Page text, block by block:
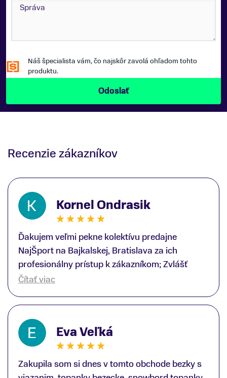
Náš špecialista vám, čo najskôr zavolá ohľadom tohto
produktu.
Recenzie zákazníkov
Kornel Ondrasik
Ďakujem veľmi pekne kolektívu predajne
NajŠport na Bajkalskej, Bratislava za ich
profesionálny prístup k zákazníkom; Zvlášť
ďakujem špecialistovi Martinovi Gunišovi za
lyžiarskej obuvi, ako aj prilby.. všetko značka
Atomic; Pán Martin Guniš mi svojou
odbornosťou otvoril nové obzory a dozvedel
som sa, vďaka jeho profesionálnemu prístupu k
zákazníkovi, up-to-date informácie o nových
trendoch v lyžiarských technológiách; Z
Čítať viac
Eva Veľká
Zakupila som si dnes v tomto obchode bezky s